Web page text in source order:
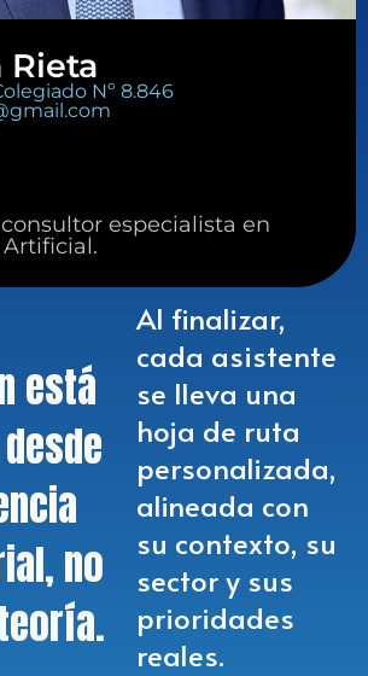
Rieta
Nº 8.846
especialista en
está
no
Al finalizar,
cada asistente
se lleva una
hoja de ruta
personalizada,
alineada con
su contexto, su
sector y sus
prioridades
reales.